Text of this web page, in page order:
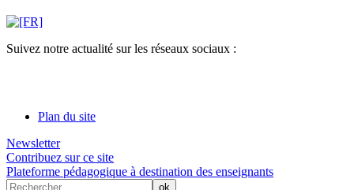
Suivez notre actualité sur les réseaux sociaux :
Plan du site
Newsletter
Contribuez sur ce site
Plateforme pédagogique à destination des enseignants